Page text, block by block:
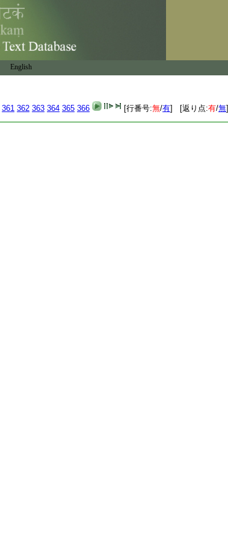
English
361 362 363 364 365 366 [行番号:無/有] [返り点:有/無]